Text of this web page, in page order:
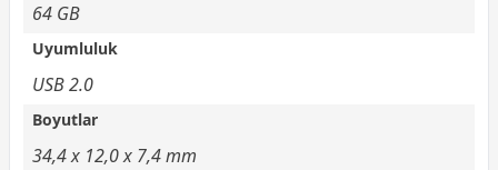
64 GB
Uyumluluk
USB 2.0
Boyutlar
34,4 x 12,0 x 7,4 mm